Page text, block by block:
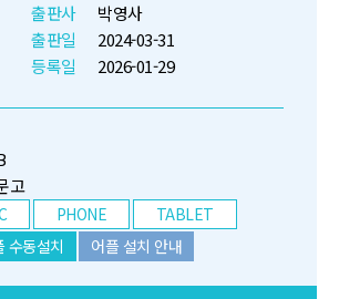
출판사
박영사
출판일
2024-03-31
등록일
2026-01-29
고
PHONE
TABLET
수동설치
어플 설치 안내